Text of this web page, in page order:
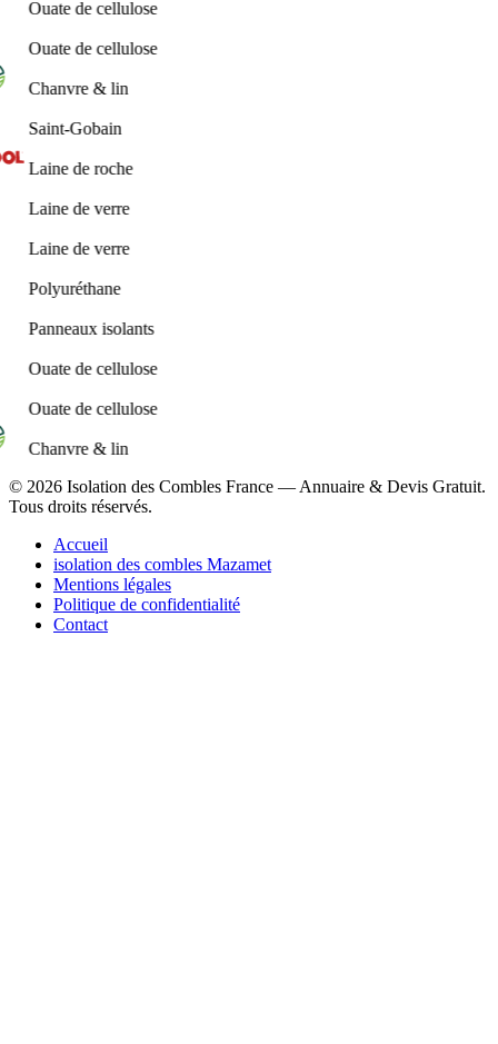
Ouate de cellulose
Ouate de cellulose
Chanvre & lin
Saint-Gobain
Laine de roche
Laine de verre
Laine de verre
Polyuréthane
Panneaux isolants
Ouate de cellulose
Ouate de cellulose
Chanvre & lin
© 2026 Isolation des Combles France — Annuaire & Devis Gratuit.
Tous droits réservés.
Accueil
isolation des combles Mazamet
Mentions légales
Politique de confidentialité
Contact